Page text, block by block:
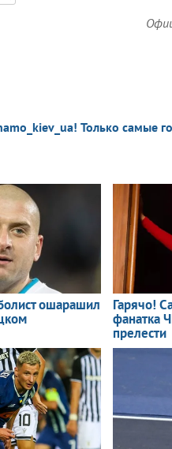
Только самые